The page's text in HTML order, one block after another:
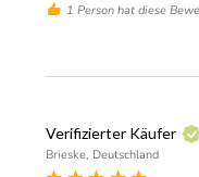
1 Person hat diese
Verifizierter Käufer
Brieske, Deutschland